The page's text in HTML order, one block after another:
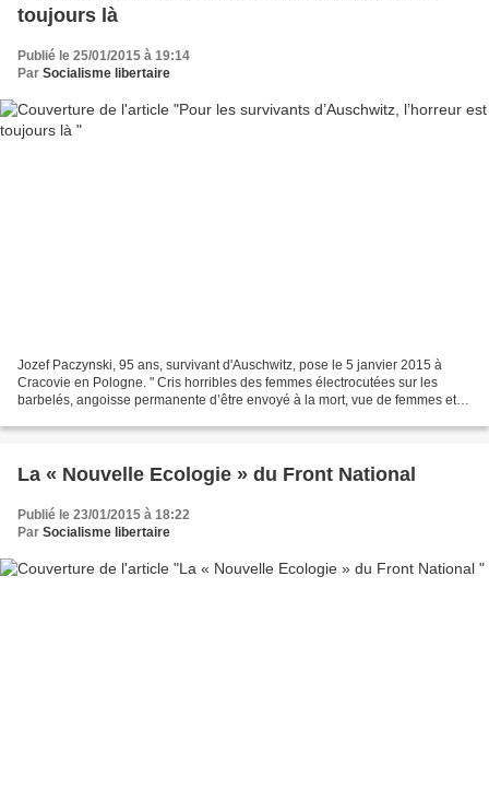
toujours là
Publié le 25/01/2015 à 19:14
Par Socialisme libertaire
Jozef Paczynski, 95 ans, survivant d'Auschwitz, pose le 5 janvier 2015 à
Cracovie en Pologne. " Cris horribles des femmes électrocutées sur les
barbelés, angoisse permanente d’être envoyé à la mort, vue de femmes et
La « Nouvelle Ecologie » du Front National
Publié le 23/01/2015 à 18:22
Par Socialisme libertaire